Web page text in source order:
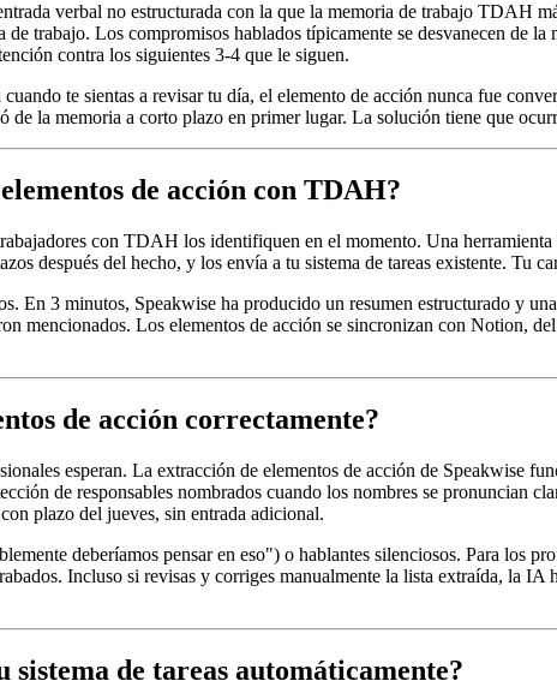
verbal no estructurada con la que la memoria de trabajo TDAH
trabajo. Los compromisos hablados típicamente se desvanecen de
contra los siguientes 3-4 que le siguen.
te sientas a revisar tu día, el elemento de acción nunca fue
la memoria a corto plazo en primer lugar. La solución tiene que
de acción con TDAH?
con TDAH los identifiquen en el momento. Una
después del hecho, y los envía a tu sistema de tareas existente. Tu
En 3 minutos, Speakwise ha producido un resumen estructurado y
mencionados. Los elementos de acción se sincronizan con Notion,
de acción correctamente?
esperan. La extracción de elementos de acción de Speakwise
de responsables nombrados cuando los nombres se pronuncian
plazo del jueves, sin entrada adicional.
deberíamos pensar en eso") o hablantes silenciosos. Para los
Incluso si revisas y corriges manualmente la lista extraída, la
sistema de tareas automáticamente?